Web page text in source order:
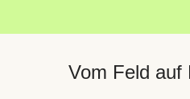
Vom Feld auf